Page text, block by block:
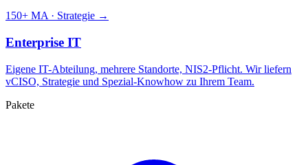
150+ MA · Strategie →
Enterprise IT
Eigene IT-Abteilung, mehrere Standorte, NIS2-Pflicht. Wir liefern
vCISO, Strategie und Spezial-Knowhow zu Ihrem Team.
Pakete